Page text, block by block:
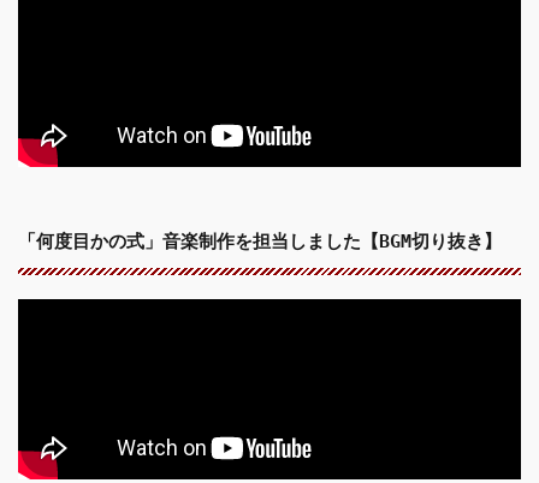
「何度目かの式」音楽制作を担当しました【BGM切り抜き】